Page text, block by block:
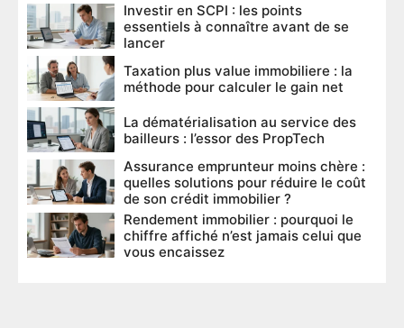
Investir en SCPI : les points
essentiels à connaître avant de se
lancer
Taxation plus value immobiliere : la
méthode pour calculer le gain net
La dématérialisation au service des
bailleurs : l’essor des PropTech
Assurance emprunteur moins chère :
quelles solutions pour réduire le coût
de son crédit immobilier ?
Rendement immobilier : pourquoi le
chiffre affiché n’est jamais celui que
vous encaissez